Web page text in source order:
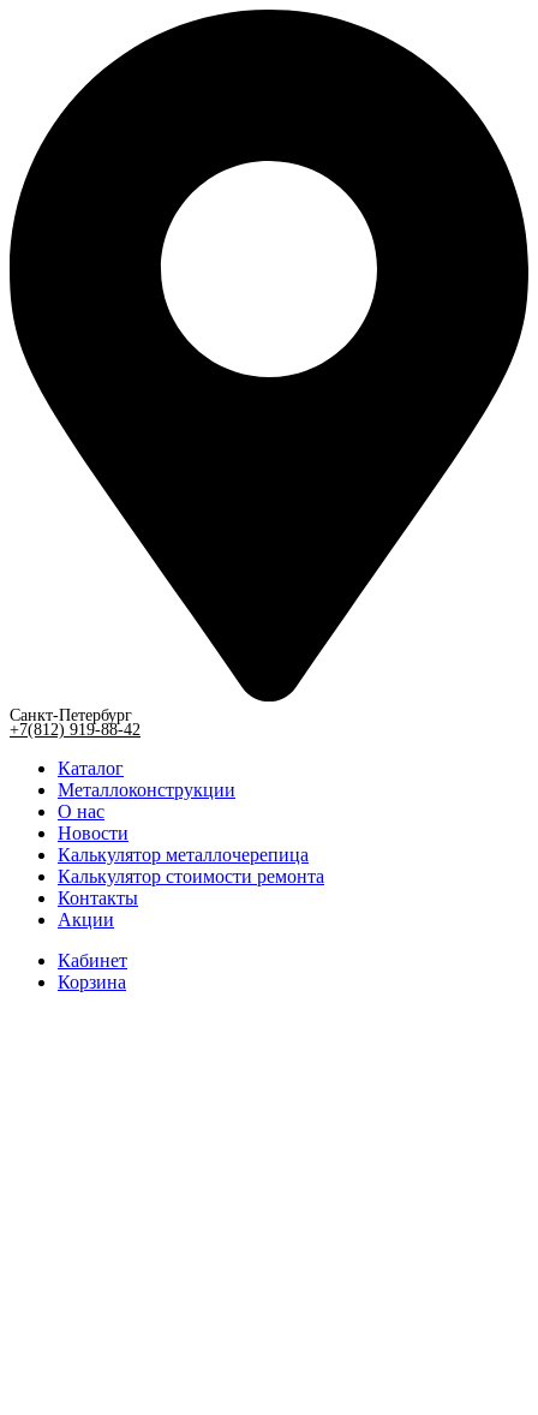
Санкт-Петербург
+7(812) 919-88-42
Каталог
Металлоконструкции
О нас
Новости
Калькулятор металлочерепица
Калькулятор стоимости ремонта
Контакты
Акции
Кабинет
Корзина